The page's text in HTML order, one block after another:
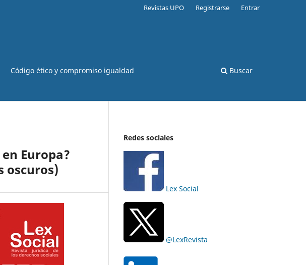
Código ético y compromiso igualdad Buscar
Revistas UPO Registrarse Entrar
Europa?
oscuros)
Redes sociales
Lex Social
@LexRevista